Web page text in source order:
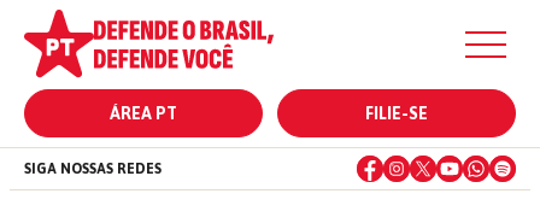
ÁREA PT FILIE-SE
SIGA NOSSAS REDES